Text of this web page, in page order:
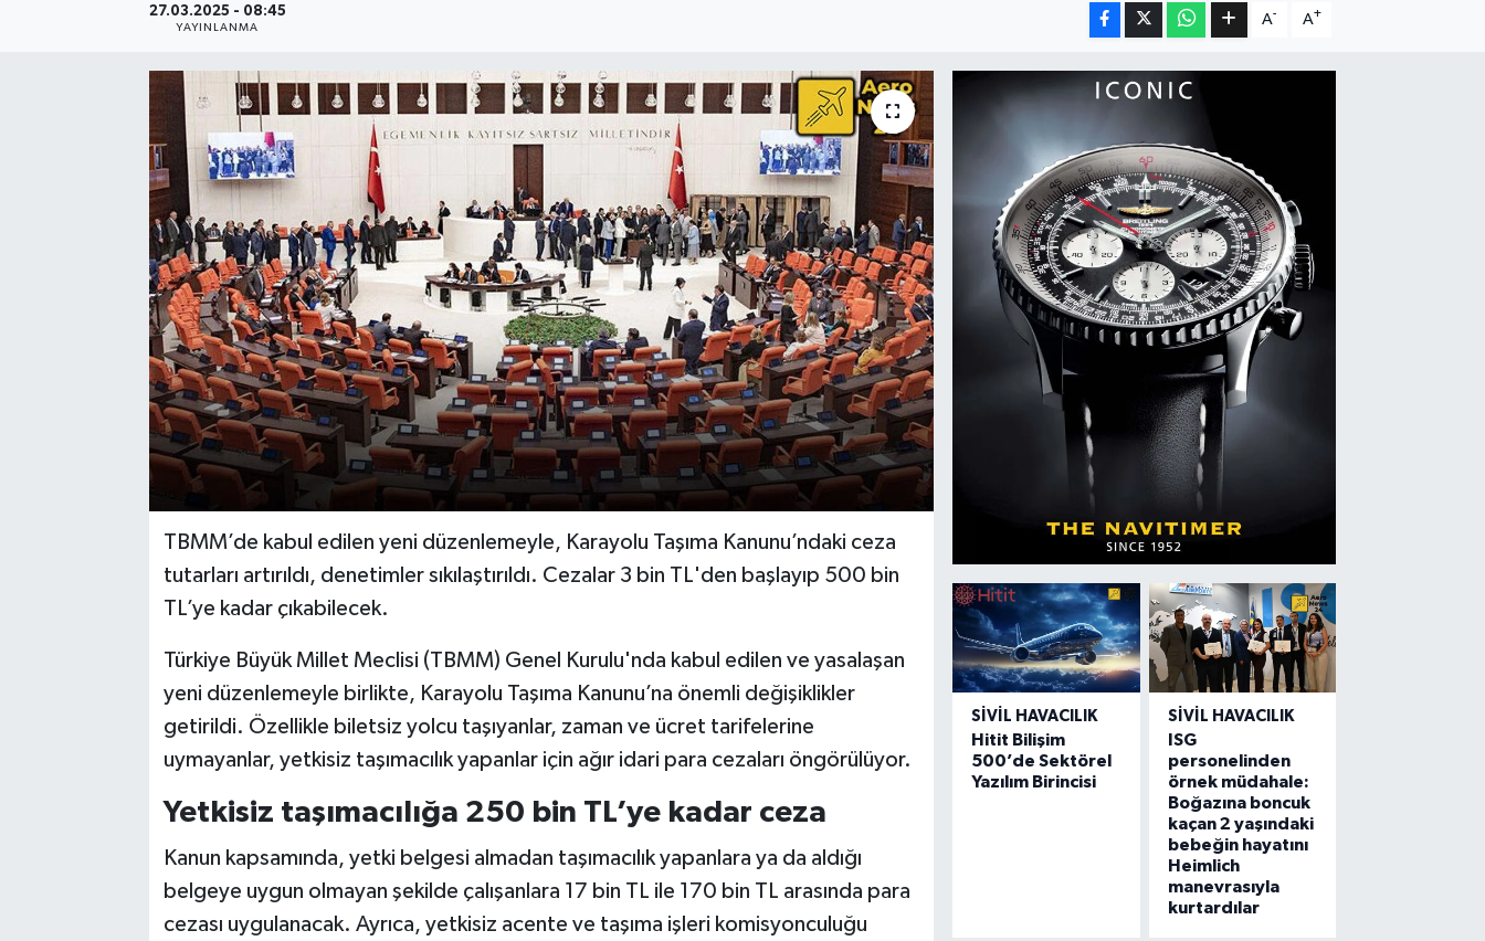
27.03.2025 - 08:45
YAYINLANMA
A- A+
TBMM’de kabul edilen yeni düzenlemeyle, Karayolu Taşıma Kanunu’ndaki ceza
tutarları artırıldı, denetimler sıkılaştırıldı. Cezalar 3 bin TL'den başlayıp 500 bin
TL’ye kadar çıkabilecek.
Türkiye Büyük Millet Meclisi (TBMM) Genel Kurulu'nda kabul edilen ve yasalaşan
yeni düzenlemeyle birlikte, Karayolu Taşıma Kanunu’na önemli değişiklikler
getirildi. Özellikle biletsiz yolcu taşıyanlar, zaman ve ücret tarifelerine
uymayanlar, yetkisiz taşımacılık yapanlar için ağır idari para cezaları öngörülüyor.
Yetkisiz taşımacılığa 250 bin TL’ye kadar ceza
Kanun kapsamında, yetki belgesi almadan taşımacılık yapanlara ya da aldığı
belgeye uygun olmayan şekilde çalışanlara 17 bin TL ile 170 bin TL arasında para
cezası uygulanacak. Ayrıca, yetkisiz acente ve taşıma işleri komisyonculuğu
SIVIL HAVACILIK
Hitit Bilişim
500’de Sektörel
Yazılım Birincisi
SIVIL HAVACILIK
ISG
personelinden
örnek müdahale:
Boğazına boncuk
kaçan 2 yaşındaki
bebeğin hayatını
Heimlich
manevrasıyla
kurtardılar